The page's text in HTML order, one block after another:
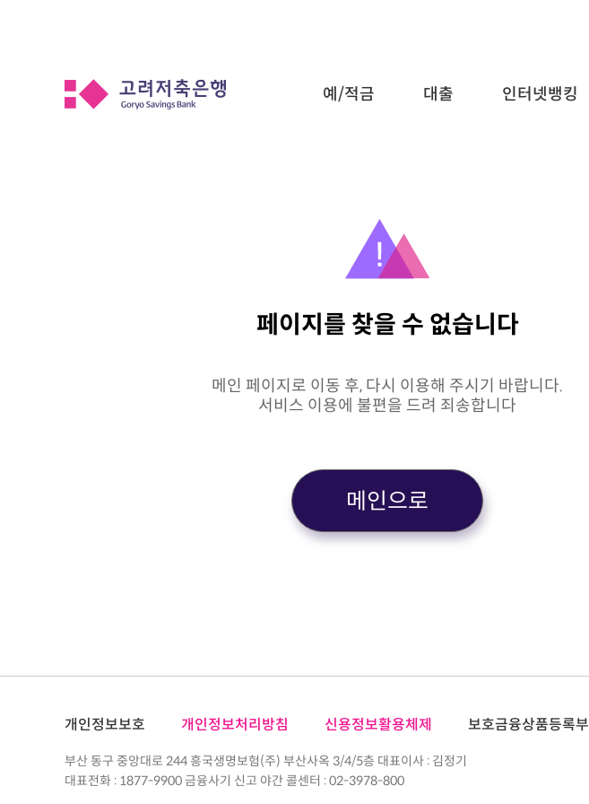
예/적금 대출 인터넷뱅킹
페이지를 찾을 수 없습니다
메인 페이지로 이동 후, 다시 이용해 주시기 바랍니다.
서비스 이용에 불편을 드려 죄송합니다
메인으로
개인정보보호 개인정보처리방침 신용정보활용체제 보호금융상품등록부
부산 동구 중앙대로 244 흥국생명보험(주) 부산사옥 3/4/5층 대표이사 : 김정기
대표전화 : 1877-9900 금융사기 신고 야간 콜센터 : 02-3978-800